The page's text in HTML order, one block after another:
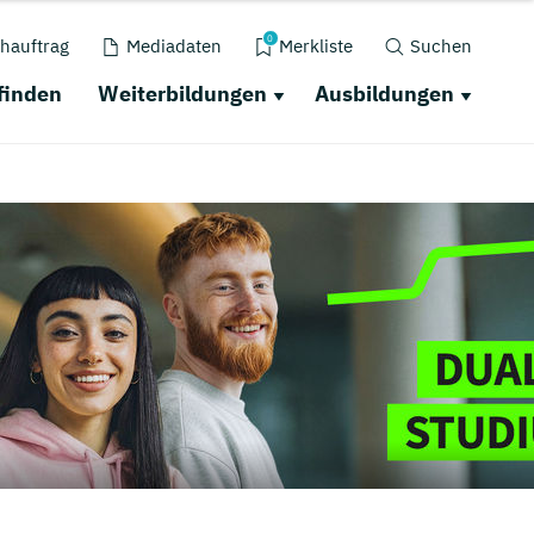
Mediadaten 0 Merkliste Suchen
Weiterbildungen Ausbildungen